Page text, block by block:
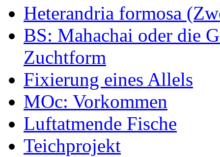
Heterandria formosa
BS: Mahachai oder die
Zuchtform
Fixierung eines Allels
MOc: Vorkommen
Luftatmende Fische
Teichprojekt